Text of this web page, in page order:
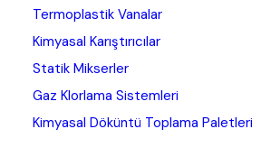
Termoplastik Vanalar
Kimyasal Karıştırıcılar
Statik Mikserler
Gaz Klorlama Sistemleri
Kimyasal Döküntü Toplama Paletleri